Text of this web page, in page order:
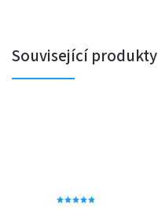
Související produkty